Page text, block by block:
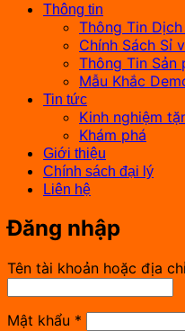
Thông tin
Thông Tin Dịch
Chính Sách Sỉ
Thông Tin Sản
Mẫu Khắc
Tin tức
Kinh nghiệm
Khám phá
Giới thiệu
Chính sách đại lý
Liên hệ
Đăng nhập
Tên tài khoản hoặc địa
Mật khẩu *